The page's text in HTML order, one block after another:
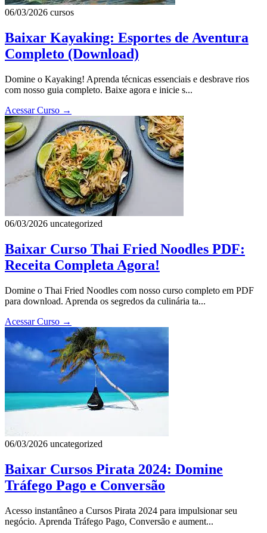
06/03/2026 cursos
Baixar Kayaking: Esportes de Aventura
Completo (Download)
Domine o Kayaking! Aprenda técnicas essenciais e desbrave rios
com nosso guia completo. Baixe agora e inicie s...
Acessar Curso →
06/03/2026 uncategorized
Baixar Curso Thai Fried Noodles PDF:
Receita Completa Agora!
Domine o Thai Fried Noodles com nosso curso completo em PDF
para download. Aprenda os segredos da culinária ta...
Acessar Curso →
06/03/2026 uncategorized
Baixar Cursos Pirata 2024: Domine
Tráfego Pago e Conversão
Acesso instantâneo a Cursos Pirata 2024 para impulsionar seu
negócio. Aprenda Tráfego Pago, Conversão e aument...